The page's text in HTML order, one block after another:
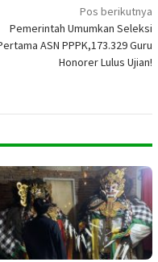
Pos berikutnya
Pemerintah Umumkan Seleksi
ASN PPPK,173.329 Guru
Honorer Lulus Ujian!